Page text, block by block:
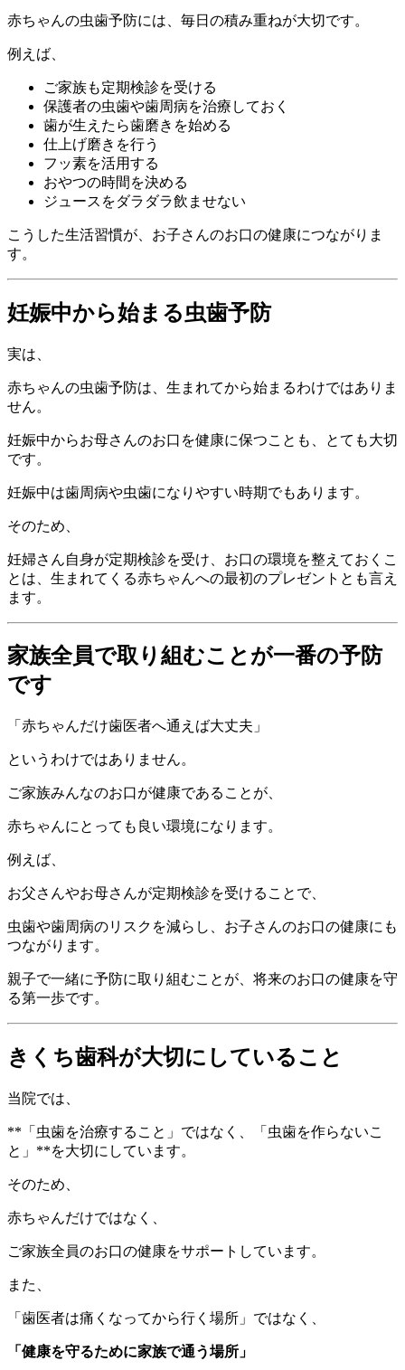
赤ちゃんの虫歯予防には、毎日の積み重ねが大切です。
例えば、
ご家族も定期検診を受ける
保護者の虫歯や歯周病を治療しておく
歯が生えたら歯磨きを始める
仕上げ磨きを行う
フッ素を活用する
おやつの時間を決める
ジュースをダラダラ飲ませない
こうした生活習慣が、お子さんのお口の健康につながりま
す。
妊娠中から始まる虫歯予防
実は、
赤ちゃんの虫歯予防は、生まれてから始まるわけではありま
せん。
妊娠中からお母さんのお口を健康に保つことも、とても大切
です。
妊娠中は歯周病や虫歯になりやすい時期でもあります。
そのため、
妊婦さん自身が定期検診を受け、お口の環境を整えておくこ
とは、生まれてくる赤ちゃんへの最初のプレゼントとも言え
ます。
家族全員で取り組むことが一番の予防
です
「赤ちゃんだけ歯医者へ通えば大丈夫」
というわけではありません。
ご家族みんなのお口が健康であることが、
赤ちゃんにとっても良い環境になります。
例えば、
お父さんやお母さんが定期検診を受けることで、
虫歯や歯周病のリスクを減らし、お子さんのお口の健康にも
つながります。
親子で一緒に予防に取り組むことが、将来のお口の健康を守
る第一歩です。
きくち歯科が大切にしていること
当院では、
**「虫歯を治療すること」ではなく、「虫歯を作らないこ
と」**を大切にしています。
そのため、
赤ちゃんだけではなく、
ご家族全員のお口の健康をサポートしています。
また、
「歯医者は痛くなってから行く場所」ではなく、
「健康を守るために家族で通う場所」